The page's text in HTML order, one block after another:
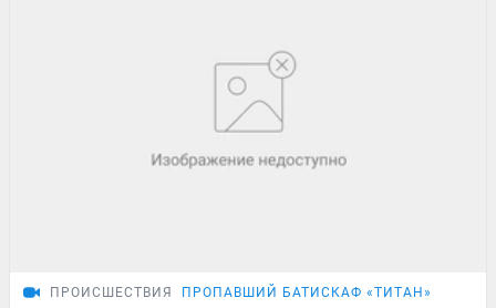
ПРОИСШЕСТВИЯ ПРОПАВШИЙ БАТИСКАФ «ТИТАН»